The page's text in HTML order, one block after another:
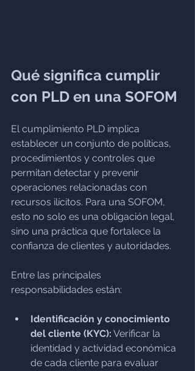
Qué significa cumplir
con PLD en una SOFOM
El cumplimiento PLD implica
establecer un conjunto de políticas,
procedimientos y controles que
permitan detectar y prevenir
operaciones relacionadas con
recursos ilícitos. Para una SOFOM,
esto no solo es una obligación legal,
sino una práctica que fortalece la
confianza de clientes y autoridades.
Entre las principales
responsabilidades están:
Identificación y conocimiento
del cliente (KYC): Verificar la
identidad y actividad económica
de cada cliente para evaluar